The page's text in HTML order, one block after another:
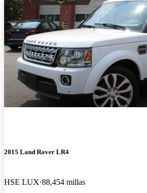
2015 Land Rover LR4
HSE LUX 88,454 millas